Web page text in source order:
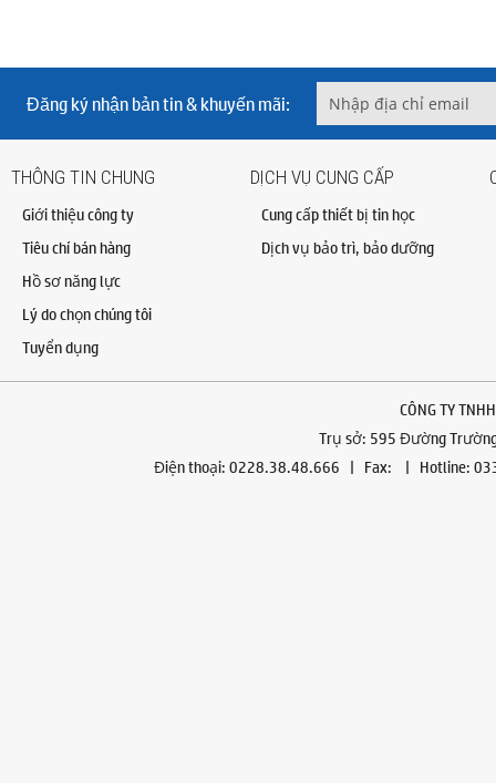
Đăng ký nhận bản tin & khuyến mãi:
THÔNG TIN CHUNG
Giới thiệu công ty
Tiêu chí bán hàng
Hồ sơ năng lực
Lý do chọn chúng tôi
Tuyển dụng
DỊCH VỤ CUNG CẤP
Cung cấp thiết bị tin học
Dịch vụ bảo trì, bảo dưỡng
CÔNG TY
Trụ sở: 595 Đường
Điện thoại: 0228.38.48.666 | Fax: | Hotline: